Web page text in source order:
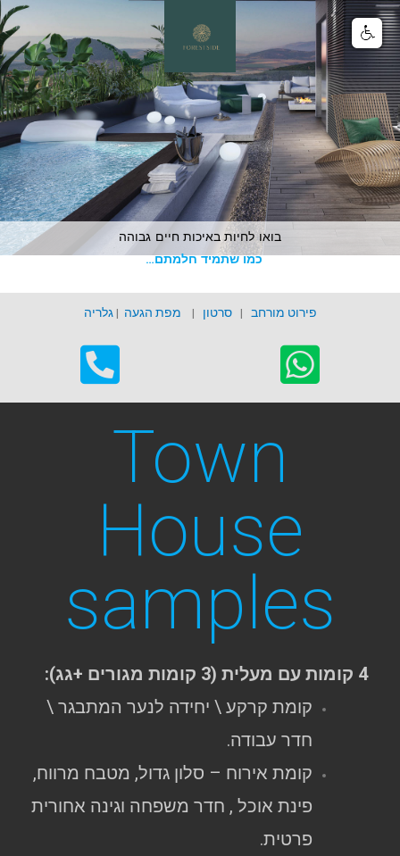
בואו לחיות באיכות חיים גבוהה
כמו שתמיד חלמתם…
פירוט מורחב |סרטון | מפת הגעה |גלריה
Town
House
samples
4 קומות עם מעלית (3 קומות מגורים +גג):
קומת קרקע \ יחידה לנער המתבגר \
חדר עבודה.
קומת אירוח – סלון גדול, מטבח מרווח,
פינת אוכל , חדר משפחה וגינה אחורית
פרטית.